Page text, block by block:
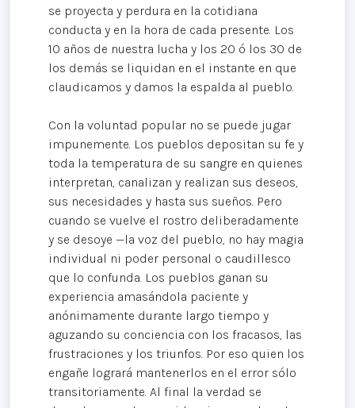
se proyecta y perdura en la cotidiana
conducta y en la hora de cada presente. Los
10 años de nuestra lucha y los 20 ó los 30 de
los demás se liquidan en el instante en que
claudicamos y damos la espalda al pueblo.
Con la voluntad popular no se puede jugar
impunemente. Los pueblos depositan su fe y
toda la temperatura de su sangre en quienes
interpretan, canalizan y realizan sus deseos,
sus necesidades y hasta sus sueños. Pero
cuando se vuelve el rostro deliberadamente
y se desoye —la voz del pueblo, no hay magia
individual ni poder personal o caudillesco
que lo confunda. Los pueblos ganan su
experiencia amasándola paciente y
anónimamente durante largo tiempo y
aguzando su conciencia con los fracasos, las
frustraciones y los triunfos. Por eso quien los
engañe logrará mantenerlos en el error sólo
transitoriamente. Al final la verdad se